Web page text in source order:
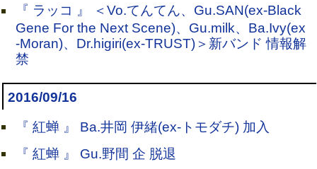
『 ラッコ 』 ＜Vo.てんてん、Gu.SAN(ex-Black
Gene For the Next Scene)、Gu.milk、Ba.Ivy(ex
-Moran)、Dr.higiri(ex-TRUST)＞新バンド 情報解
禁
2016/09/16
『 紅蝉 』 Ba.井岡 伊緒(ex-トモダチ) 加入
『 紅蝉 』 Gu.野間 企 脱退